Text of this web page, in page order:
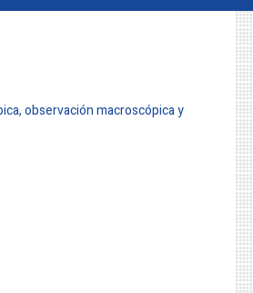
observación macroscópica y